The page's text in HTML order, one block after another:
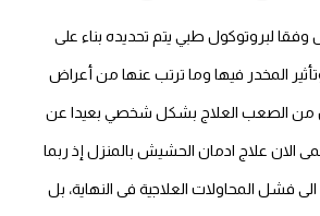
لبروتوكول طبي يتم تحديده بناء على
المخدر فيها وما ترتب عنها من أعراض
من الصعب العلاج بشكل شخصي بعيدا عن
الان علاج ادمان الحشيش بالمنزل إذ ربما
فشل المحاولات العلاجية فى النهاية، بل